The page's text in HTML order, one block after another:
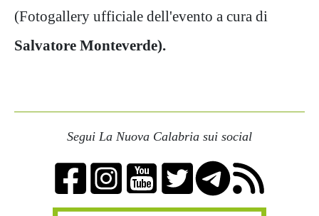
(Fotogallery ufficiale dell'evento a cura di
Salvatore Monteverde).
Segui La Nuova Calabria sui social